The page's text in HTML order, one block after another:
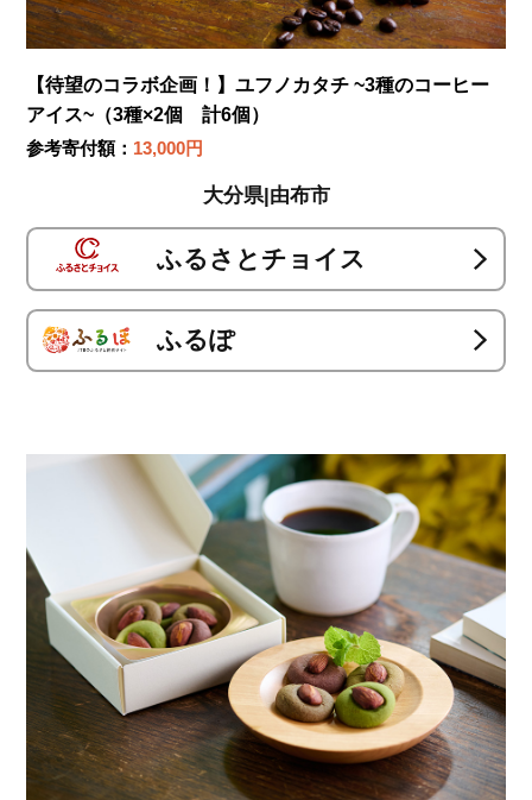
【待望のコラボ企画！】ユフノカタチ ~3種のコーヒー
アイス~（3種×2個 計6個）
参考寄付額： 13,000円
大分県|由布市
ふるさとチョイス
ふるぽ